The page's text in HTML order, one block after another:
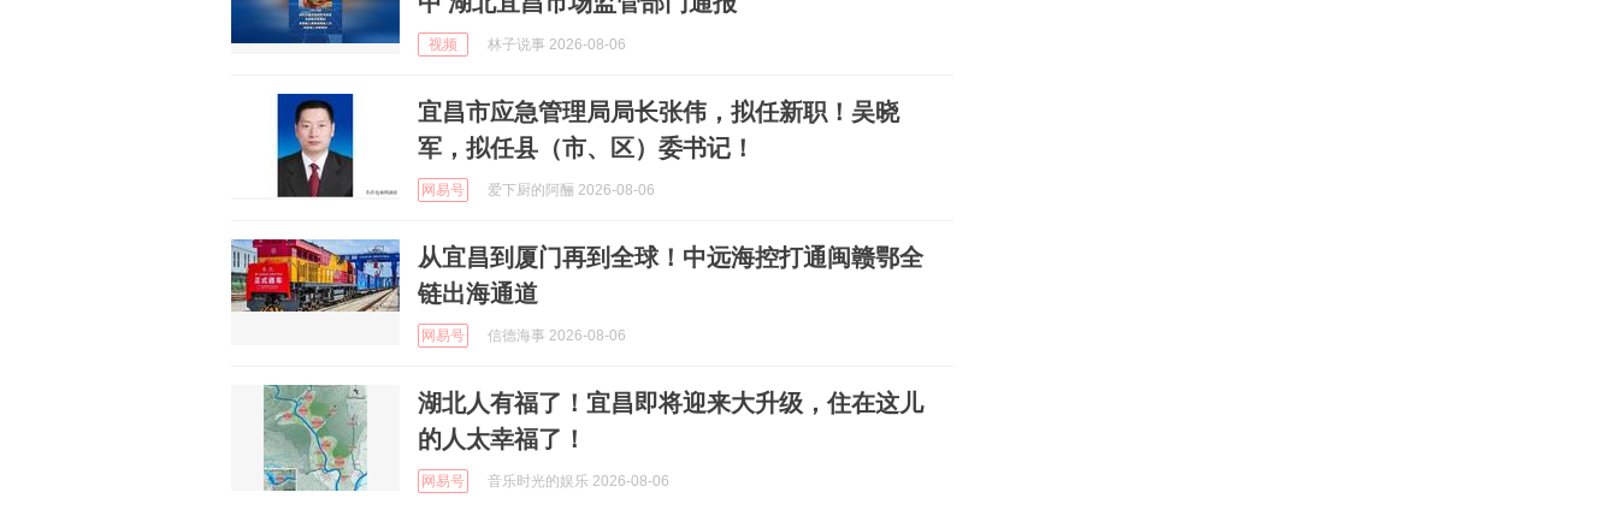
视频 林子说事 2026-08-06
宜昌市应急管理局局长张伟，拟任新职！吴晓
军，拟任县（市、区）委书记！
网易号 爱下厨的阿酾 2026-08-06
从宜昌到厦门再到全球！中远海控打通闽赣鄂全
链出海通道
网易号 信德海事 2026-08-06
湖北人有福了！宜昌即将迎来大升级，住在这儿
的人太幸福了！
网易号 音乐时光的娱乐 2026-08-06